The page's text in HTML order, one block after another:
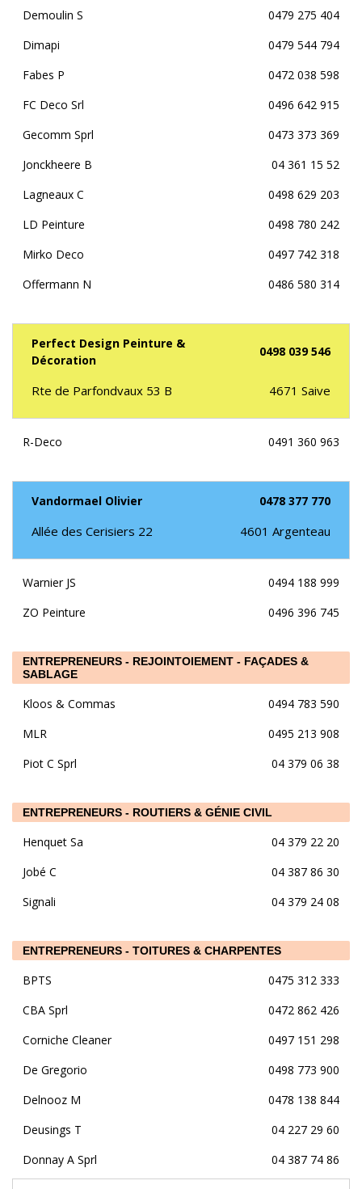
Demoulin S
0479 275 404
Dimapi
0479 544 794
Fabes P
0472 038 598
FC Deco Srl
0496 642 915
Gecomm Sprl
0473 373 369
Jonckheere B
04 361 15 52
Lagneaux C
0498 629 203
LD Peinture
0498 780 242
Mirko Deco
0497 742 318
Offermann N
0486 580 314
Perfect Design Peinture &
Décoration
0498 039 546
Rte de Parfondvaux 53 B 4671 Saive
R-Deco 0491 360 963
Vandormael Olivier 0478 377 770
Allée des Cerisiers 22 4601 Argenteau
Warnier JS
0494 188 999
ZO Peinture
0496 396 745
ENTREPRENEURS - REJOINTOIEMENT - FAÇADES &
SABLAGE
Kloos & Commas
0494 783 590
MLR
0495 213 908
Piot C Sprl
04 379 06 38
ENTREPRENEURS - ROUTIERS & GÉNIE CIVIL
Henquet Sa
04 379 22 20
Jobé C
04 387 86 30
Signali
04 379 24 08
ENTREPRENEURS - TOITURES & CHARPENTES
BPTS
0475 312 333
CBA Sprl
0472 862 426
Corniche Cleaner
0497 151 298
De Gregorio
0498 773 900
Delnooz M
0478 138 844
Deusings T
04 227 29 60
Donnay A Sprl
04 387 74 86